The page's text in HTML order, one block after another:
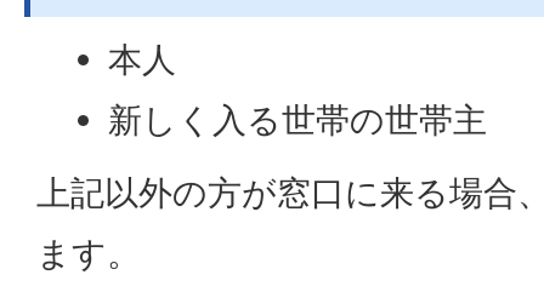
本人
新しく入る世帯の世帯主
上記以外の方が窓口に来る場合
ます。